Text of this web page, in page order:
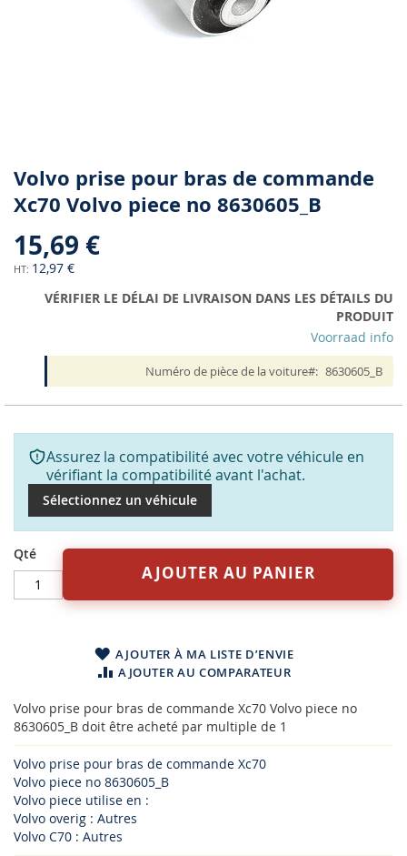
Skip
to
the
of
the
gallery
Volvo prise pour bras de commande
Xc70 Volvo piece no 8630605_B
15,69 €
12,97 €
VÉRIFIER LE DÉLAI DE LIVRAISON DANS LES DÉTAILS DU
PRODUIT
Voorraad info
Numéro de pièce de la voiture 8630605_B
Assurez la compatibilité avec votre véhicule en
vérifiant la compatibilité avant l'achat.
Sélectionnez un véhicule
Qté
AJOUTER AU PANIER
AJOUTER À MA LISTE D’ENVIE
AJOUTER AU COMPARATEUR
Volvo prise pour bras de commande Xc70 Volvo piece no
8630605_B doit être acheté par multiple de 1
Volvo prise pour bras de commande Xc70
Volvo piece no 8630605_B
Volvo piece utilise en :
Volvo overig : Autres
Volvo C70 : Autres